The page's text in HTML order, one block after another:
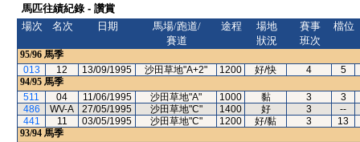
馬匹往績紀錄 - 讚賞
場次
名次 日期
馬場/跑道/
賽道
途程
場地
狀況
賽事
班次
檔位
95/96 馬季
013
12 13/09/1995 沙田草地"A+2" 1200 好/快 4
5
94/95 馬季
511
04 11/06/1995 沙田草地"A" 1000 黏 3
3
486
WV-A 27/05/1995 沙田草地"C" 1400 好 3
--
441
11 03/05/1995 沙田草地"C" 1200 好/黏 3
13
93/94 馬季